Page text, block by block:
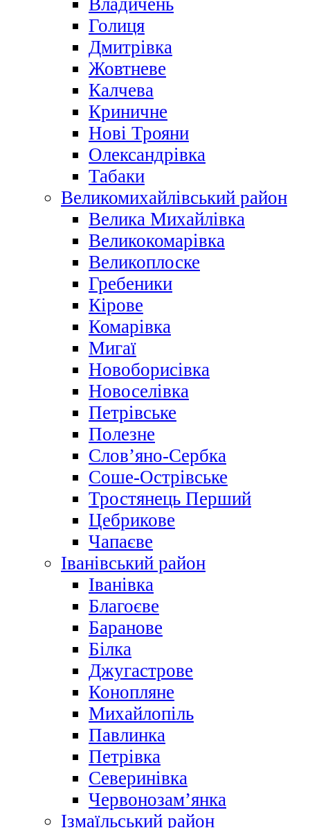
Владичень
Голиця
Дмитрівка
Жовтневе
Калчева
Криничне
Нові Трояни
Олександрівка
Табаки
Великомихайлівський район
Велика Михайлівка
Великокомарівка
Великоплоске
Гребеники
Кірове
Комарівка
Мигаї
Новоборисівка
Новоселівка
Петрівське
Полезне
Слов’яно-Сербка
Соше-Острівське
Тростянець Перший
Цебрикове
Чапаєве
Іванівський район
Іванівка
Благоєве
Баранове
Білка
Джугастрове
Конопляне
Михайлопіль
Павлинка
Петрівка
Северинівка
Червонозам’янка
Ізмаїльський район